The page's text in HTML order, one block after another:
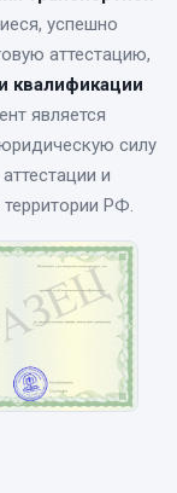
успешно
аттестацию,
квалификации
является
силу
и
РФ.